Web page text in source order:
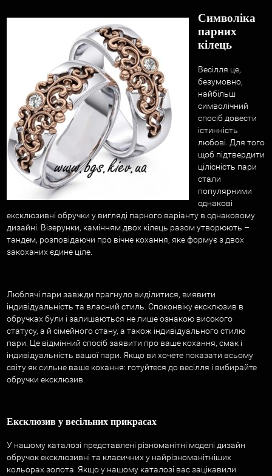
Символіка
парних
кілець
Весілля це,
безумовно,
найбільш
символічний
спосіб довести
істинність
любові. Для того
щоб підтвердити
цілісність пари
стали
популярними
однакові
ексклюзивні обручки у вигляді парного варіанту в однаковому
дизайні. Візерунки, камінням двох кілець разом утворюють –
тандем, розповідаючи про вічне кохання, яке формує з двох
закоханих єдине ціле.
Люблячі пари завжди прагнуло виділитися, виявити
індивідуальність та власний стиль. Споконвіку ексклюзив в
обручках були і залишаються не лише ознакою високого
статусу, а й сімейного стану, а також індивідуального стилю
пари. Це відмінний спосіб заявити про ваше кохання, смак і
індивідуальність вашої пари. Якщо ви хочете показати всьому
світу як сильне ваше кохання: готуйтеся до весілля і вибирайте
обручки ексклюзив.
Ексклюзив у весільних прикрасах
У нашому каталозі представлені різноманітні моделі дизайн
обручок ексклюзивні та класичних у найрізноманітніших
кольорах золота. Якщо у нашому каталозі вас зацікавили